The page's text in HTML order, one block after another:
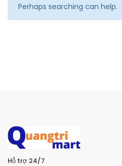
Perhaps searching can help.
Hỗ trợ 24/7